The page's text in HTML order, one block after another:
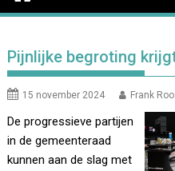
Pijnlijke begroting
15 november 2024 Frank
De progressieve partijen
in de gemeenteraad
kunnen aan de slag met